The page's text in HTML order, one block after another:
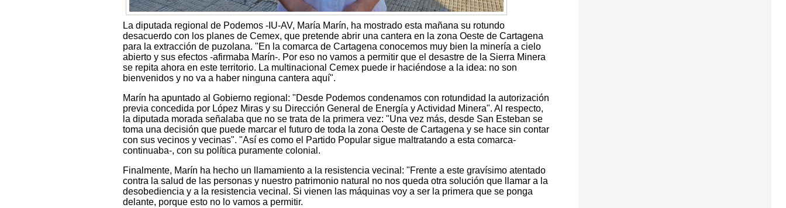
La diputada regional de Podemos -IU-AV, María Marín, ha mostrado esta mañana su rotundo
desacuerdo con los planes de Cemex, que pretende abrir una cantera en la zona Oeste de Cartagena
para la extracción de puzolana. "En la comarca de Cartagena conocemos muy bien la minería a cielo
abierto y sus efectos -afirmaba Marín-. Por eso no vamos a permitir que el desastre de la Sierra Minera
se repita ahora en este territorio. La multinacional Cemex puede ir haciéndose a la idea: no son
bienvenidos y no va a haber ninguna cantera aquí".
Marín ha apuntado al Gobierno regional: "Desde Podemos condenamos con rotundidad la autorización
previa concedida por López Miras y su Dirección General de Energía y Actividad Minera". Al respecto,
la diputada morada señalaba que no se trata de la primera vez: "Una vez más, desde San Esteban se
toma una decisión que puede marcar el futuro de toda la zona Oeste de Cartagena y se hace sin contar
con sus vecinos y vecinas". "Así es como el Partido Popular sigue maltratando a esta comarca-
continuaba-, con su política puramente colonial.
Finalmente, Marín ha hecho un llamamiento a la resistencia vecinal: "Frente a este gravísimo atentado
contra la salud de las personas y nuestro patrimonio natural no nos queda otra solución que llamar a la
desobediencia y a la resistencia vecinal. Si vienen las máquinas voy a ser la primera que se ponga
delante, porque esto no lo vamos a permitir.